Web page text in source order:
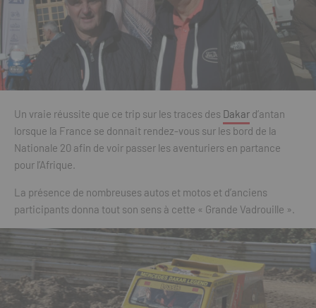
Un vraie réussite que ce trip sur les traces des Dakar d’antan
lorsque la France se donnait rendez-vous sur les bord de la
Nationale 20 afin de voir passer les aventuriers en partance
pour l’Afrique.
La présence de nombreuses autos et motos et d’anciens
participants donna tout son sens à cette « Grande Vadrouille ».